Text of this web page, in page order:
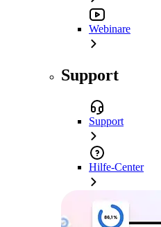
Webinare
Support
Support
Hilfe-Center